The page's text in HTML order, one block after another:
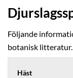
Följande
botanisk litteratur.
Häst